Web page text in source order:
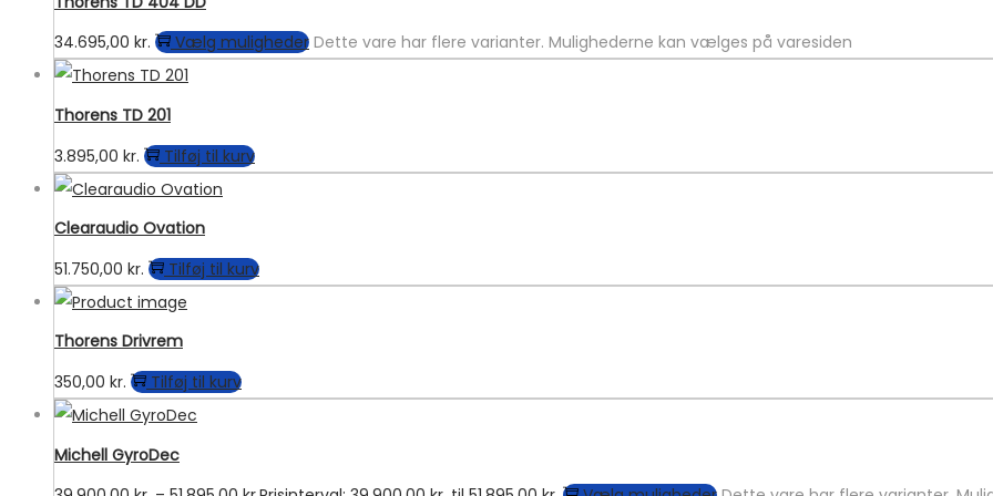
34.695,00 kr. Vælg muligheder Dette vare har flere varianter. Mulighederne kan vælges på varesiden
Thorens TD 201
3.895,00 kr. Tilføj til kurv
Clearaudio Ovation
51.750,00 kr. Tilføj til kurv
Thorens Drivrem
350,00 kr. Tilføj til kurv
Michell GyroDec